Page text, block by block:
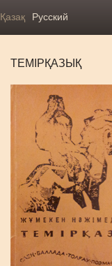
Қазақ Русский
ТЕМІРҚАЗЫҚ